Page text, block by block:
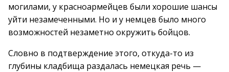
могилами, у красноармейцев были хорошие шансы
уйти незамеченными. Но и у немцев было много
возможностей незаметно окружить бойцов.
Словно в подтверждение этого, откуда-то из
глубины кладбища раздалась немецкая речь —